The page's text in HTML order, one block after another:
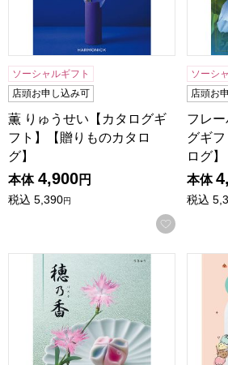
ソーシャルギフト
店頭お申し込み可
薫 りゅうせい【カタログギ
フト】【贈りものカタロ
グ】
本体 4,900円
税込 5,390円
お気に入
ソーシ
店頭お
フレ
グギ
ログ】
本体
税込
穂乃香 りきゅう【カタログギフト】
チャ